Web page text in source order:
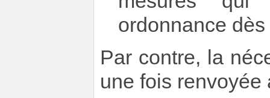
ordonnance dès
Par contre, la
une fois